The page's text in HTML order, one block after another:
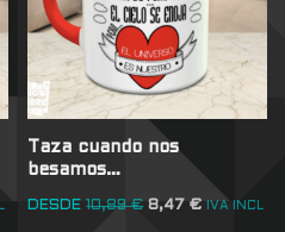
Taza cuando nos
besamos…
DESDE 10,89€ 8,47€ IVA INCL